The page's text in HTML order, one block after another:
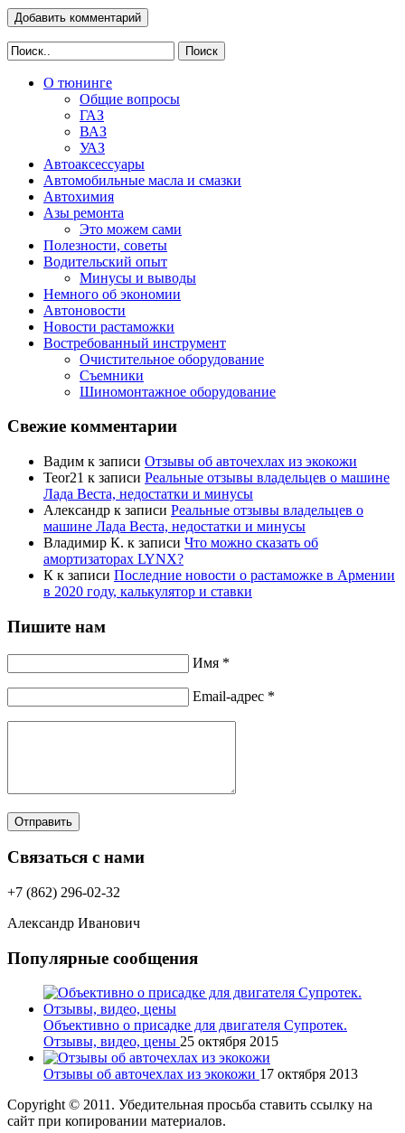
Поиск
О тюнинге
Общие вопросы
ГАЗ
ВАЗ
УАЗ
Автоаксессуары
Автомобильные масла и смазки
Автохимия
Азы ремонта
Это можем сами
Полезности, советы
Водительский опыт
Минусы и выводы
Немного об экономии
Автоновости
Новости растаможки
Востребованный инструмент
Очистительное оборудование
Съемники
Шиномонтажное оборудование
Свежие комментарии
Вадим к записи Отзывы об авточехлах из экокожи
Teor21 к записи Реальные отзывы владельцев о машине
Лада Веста, недостатки и минусы
Александр к записи Реальные отзывы владельцев о
машине Лада Веста, недостатки и минусы
Владимир К. к записи Что можно сказать об
амортизаторах LYNX?
К к записи Последние новости о растаможке в Армении
в 2020 году, калькулятор и ставки
Пишите нам
Имя *
Email-адрес *
Отправить
Связаться с нами
+7 (862) 296-02-32
Александр Иванович
Популярные сообщения
Объективно о присадке для двигателя Супротек.
Отзывы, видео, цены 25 октября 2015
Отзывы об авточехлах из экокожи 17 октября 2013
Copyright © 2011. Убедительная просьба ставить ссылку на
сайт при копировании материалов.